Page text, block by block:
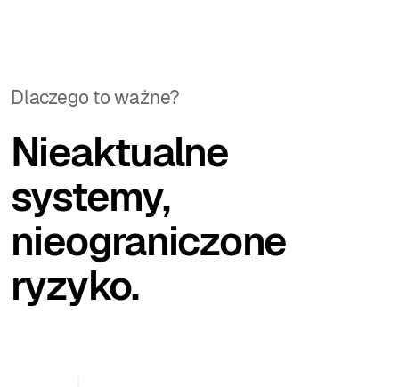
Dlaczego to ważne?
Nieaktualne
systemy,
nieograniczone
ryzyko.